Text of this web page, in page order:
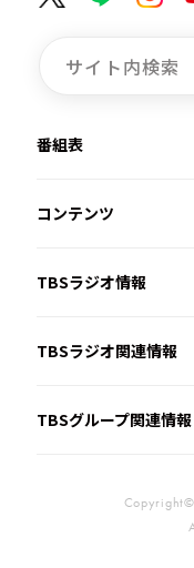
番組表
コンテンツ
TBSラジオ情報
TBSラジオ関連情報
TBSグループ関連情報